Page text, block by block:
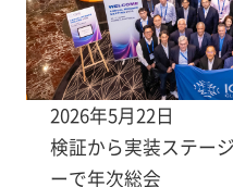
2026年5月22日
検証から実装ステー
ーで年次総会